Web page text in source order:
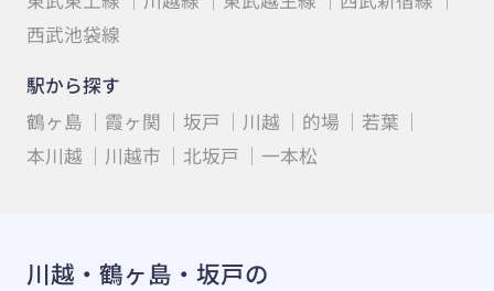
西武池袋線
駅から探す
鶴ヶ島
霞ヶ関 坂戸 川越 的場
若葉
本川越
川越市 北坂戸 一本松
川越・鶴ヶ島・坂戸の